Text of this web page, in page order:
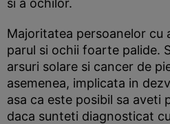
si a ochilor.
Majoritatea persoanelor cu
parul si ochii foarte palide.
arsuri solare si cancer de
asemenea, implicata in
asa ca este posibil sa aveti
daca sunteti diagnosticat